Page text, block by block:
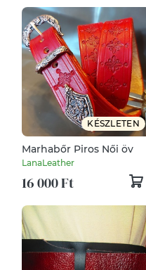
KÉSZLETEN
Marhabőr Piros Női öv
LanaLeather
16 000 Ft